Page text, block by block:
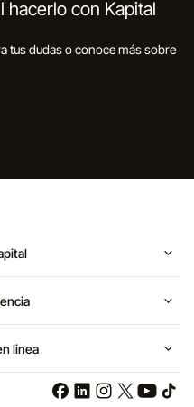
hacerlo con Kapital
tus dudas o conoce más sobre
linea